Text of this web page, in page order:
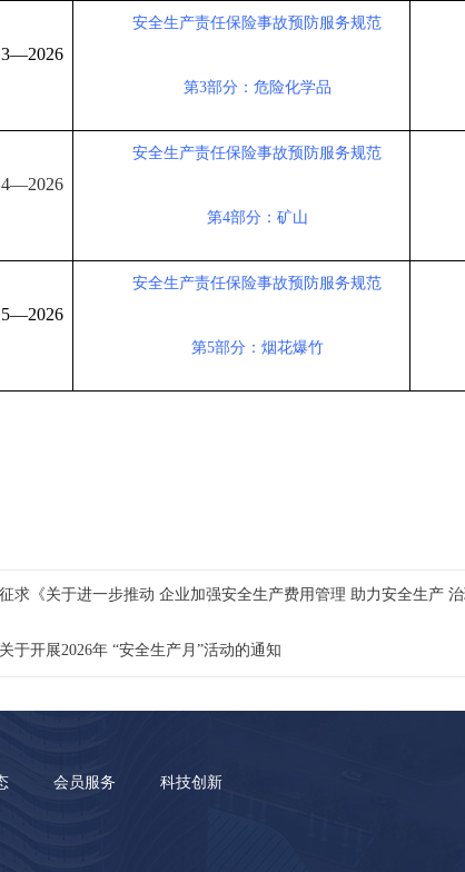
安全生产责任保险事故预防服务规范
第3部分：危险化学品
安全生产责任保险事故预防服务规范
第4部分：矿山
安全生产责任保险事故预防服务规范
第5部分：烟花爆竹
求《关于进一步推动 企业加强安全生产费用管理 助力安全生产
于开展2026年 “安全生产月”活动的通知
会员服务 科技创新